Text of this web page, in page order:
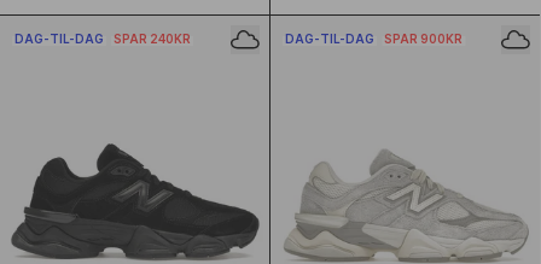
DAG-TIL-DAG SPAR 240KR DAG-TIL-DAG SPAR 900KR